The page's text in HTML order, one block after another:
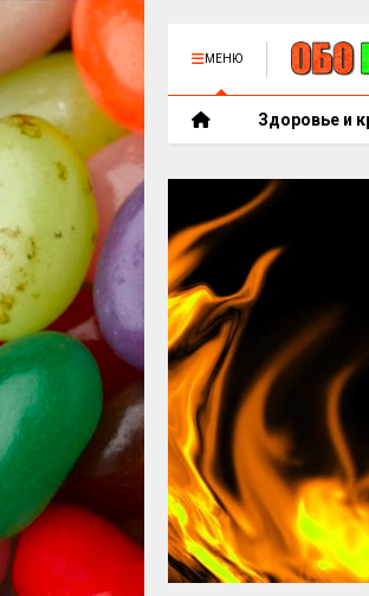
МЕНЮ
Здоровье и